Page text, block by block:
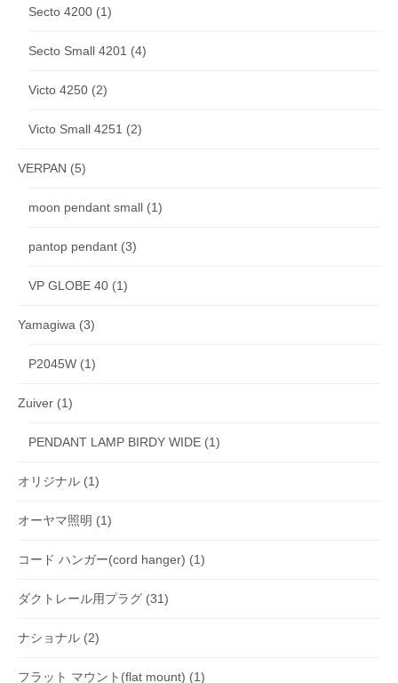
Secto 4200 (1)
Secto Small 4201 (4)
Victo 4250 (2)
Victo Small 4251 (2)
VERPAN (5)
moon pendant small (1)
pantop pendant (3)
VP GLOBE 40 (1)
Yamagiwa (3)
P2045W (1)
Zuiver (1)
PENDANT LAMP BIRDY WIDE (1)
オリジナル (1)
オーヤマ照明 (1)
コード ハンガー(cord hanger) (1)
ダクトレール用プラグ (31)
ナショナル (2)
フラット マウント(flat mount) (1)